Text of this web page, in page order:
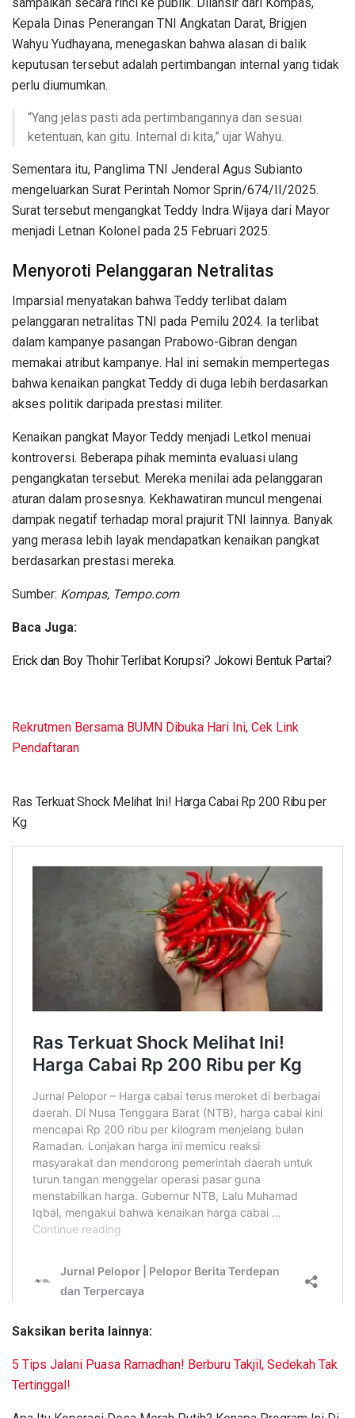
Kepala Dinas Penerangan TNI Angkatan Darat, Brigjen
Wahyu Yudhayana, menegaskan bahwa alasan di balik
keputusan tersebut adalah pertimbangan internal yang tidak
perlu diumumkan.
“Yang jelas pasti ada pertimbangannya dan sesuai
ketentuan, kan gitu. Internal di kita,” ujar Wahyu.
Sementara itu, Panglima TNI Jenderal Agus Subianto
mengeluarkan Surat Perintah Nomor Sprin/674/II/2025.
Surat tersebut mengangkat Teddy Indra Wijaya dari Mayor
menjadi Letnan Kolonel pada 25 Februari 2025.
Menyoroti Pelanggaran Netralitas
Imparsial menyatakan bahwa Teddy terlibat dalam
pelanggaran netralitas TNI pada Pemilu 2024. Ia terlibat
dalam kampanye pasangan Prabowo-Gibran dengan
memakai atribut kampanye. Hal ini semakin mempertegas
bahwa kenaikan pangkat Teddy di duga lebih berdasarkan
akses politik daripada prestasi militer.
Kenaikan pangkat Mayor Teddy menjadi Letkol menuai
kontroversi. Beberapa pihak meminta evaluasi ulang
pengangkatan tersebut. Mereka menilai ada pelanggaran
aturan dalam prosesnya. Kekhawatiran muncul mengenai
dampak negatif terhadap moral prajurit TNI lainnya. Banyak
yang merasa lebih layak mendapatkan kenaikan pangkat
berdasarkan prestasi mereka.
Sumber: Kompas, Tempo.com
Baca Juga:
Erick dan Boy Thohir Terlibat Korupsi? Jokowi Bentuk Partai?
Rekrutmen Bersama BUMN Dibuka Hari Ini, Cek Link
Pendaftaran
Ras Terkuat Shock Melihat Ini! Harga Cabai Rp 200 Ribu per
Kg
Saksikan berita lainnya:
5 Tips Jalani Puasa Ramadhan! Berburu Takjil, Sedekah Tak
Tertinggal!